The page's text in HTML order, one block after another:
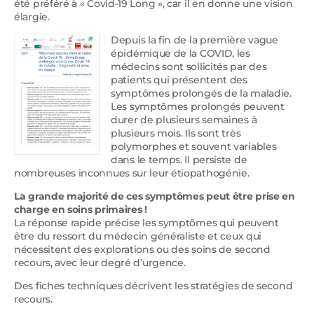
été préféré à « Covid-19 Long », car il en donne une vision
élargie.
Depuis la fin de la première vague
épidémique de la COVID, les
médecins sont sollicités par des
patients qui présentent des
symptômes prolongés de la maladie.
Les symptômes prolongés peuvent
durer de plusieurs semaines à
plusieurs mois. Ils sont très
polymorphes et souvent variables
dans le temps. Il persiste de
nombreuses inconnues sur leur étiopathogénie.
La grande majorité de ces symptômes peut être prise en
charge en soins primaires !
La réponse rapide précise les symptômes qui peuvent
être du ressort du médecin généraliste et ceux qui
nécessitent des explorations ou des soins de second
recours, avec leur degré d’urgence.
Des fiches techniques décrivent les stratégies de second
recours.